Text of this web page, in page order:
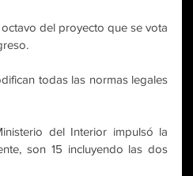
del proyecto que se vota
todas las normas legales
del Interior impulsó la
son 15 incluyendo las dos